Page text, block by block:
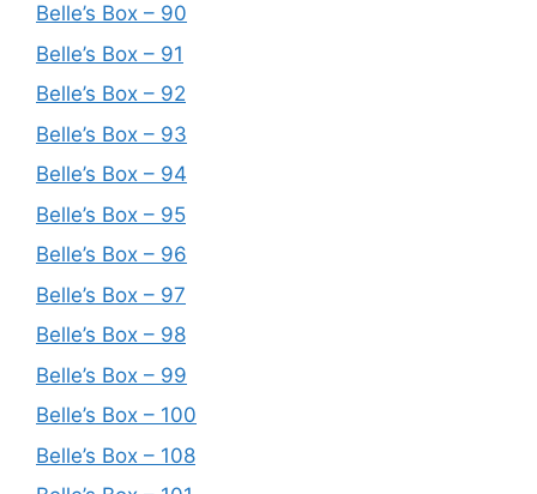
Belle’s Box – 90
Belle’s Box – 91
Belle’s Box – 92
Belle’s Box – 93
Belle’s Box – 94
Belle’s Box – 95
Belle’s Box – 96
Belle’s Box – 97
Belle’s Box – 98
Belle’s Box – 99
Belle’s Box – 100
Belle’s Box – 108